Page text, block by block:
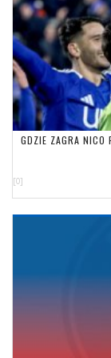
GDZIE ZAGRA NICO
[0]